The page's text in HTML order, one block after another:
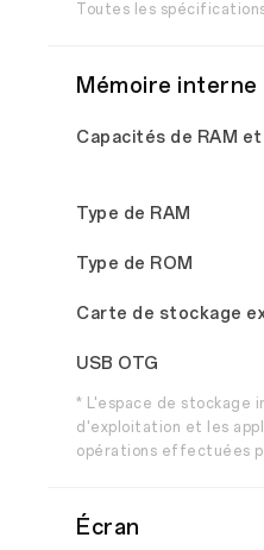
Toutes les
Mémoire interne
Capacités de RAM et
Type de RAM
Type de ROM
Carte de stockage
USB OTG
* L'espace de stockage
d'exploitation et les
opérations effectuées
Écran